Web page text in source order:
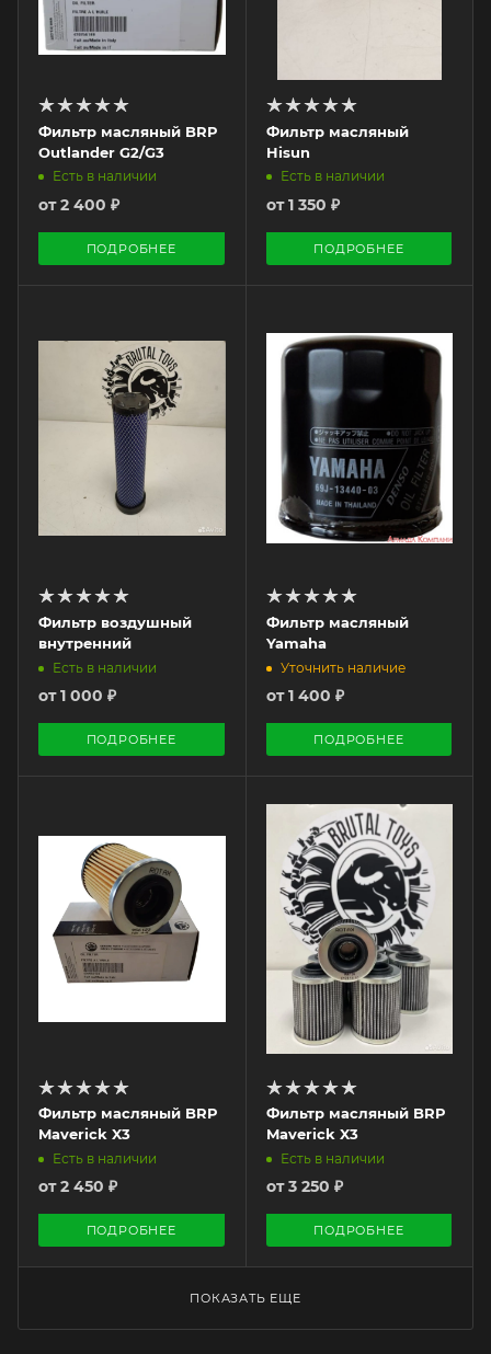
Фильтр масляный BRP
Outlander G2/G3
Есть в наличии
от2 400 ₽
ПОДРОБНЕЕ
Фильтр масляный
Hisun
Есть в наличии
от1 350 ₽
ПОДРОБНЕЕ
Фильтр воздушный
внутренний
Есть в наличии
от1 000 ₽
ПОДРОБНЕЕ
Фильтр масляный
Yamaha
Уточнить наличие
от1 400 ₽
ПОДРОБНЕЕ
Фильтр масляный BRP
Maverick X3
Есть в наличии
от2 450 ₽
ПОДРОБНЕЕ
Фильтр масляный BRP
Maverick X3
Есть в наличии
от3 250 ₽
ПОДРОБНЕЕ
ПОКАЗАТЬ ЕЩЕ